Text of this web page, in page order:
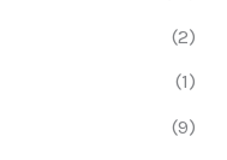
(2)
(1)
(9)